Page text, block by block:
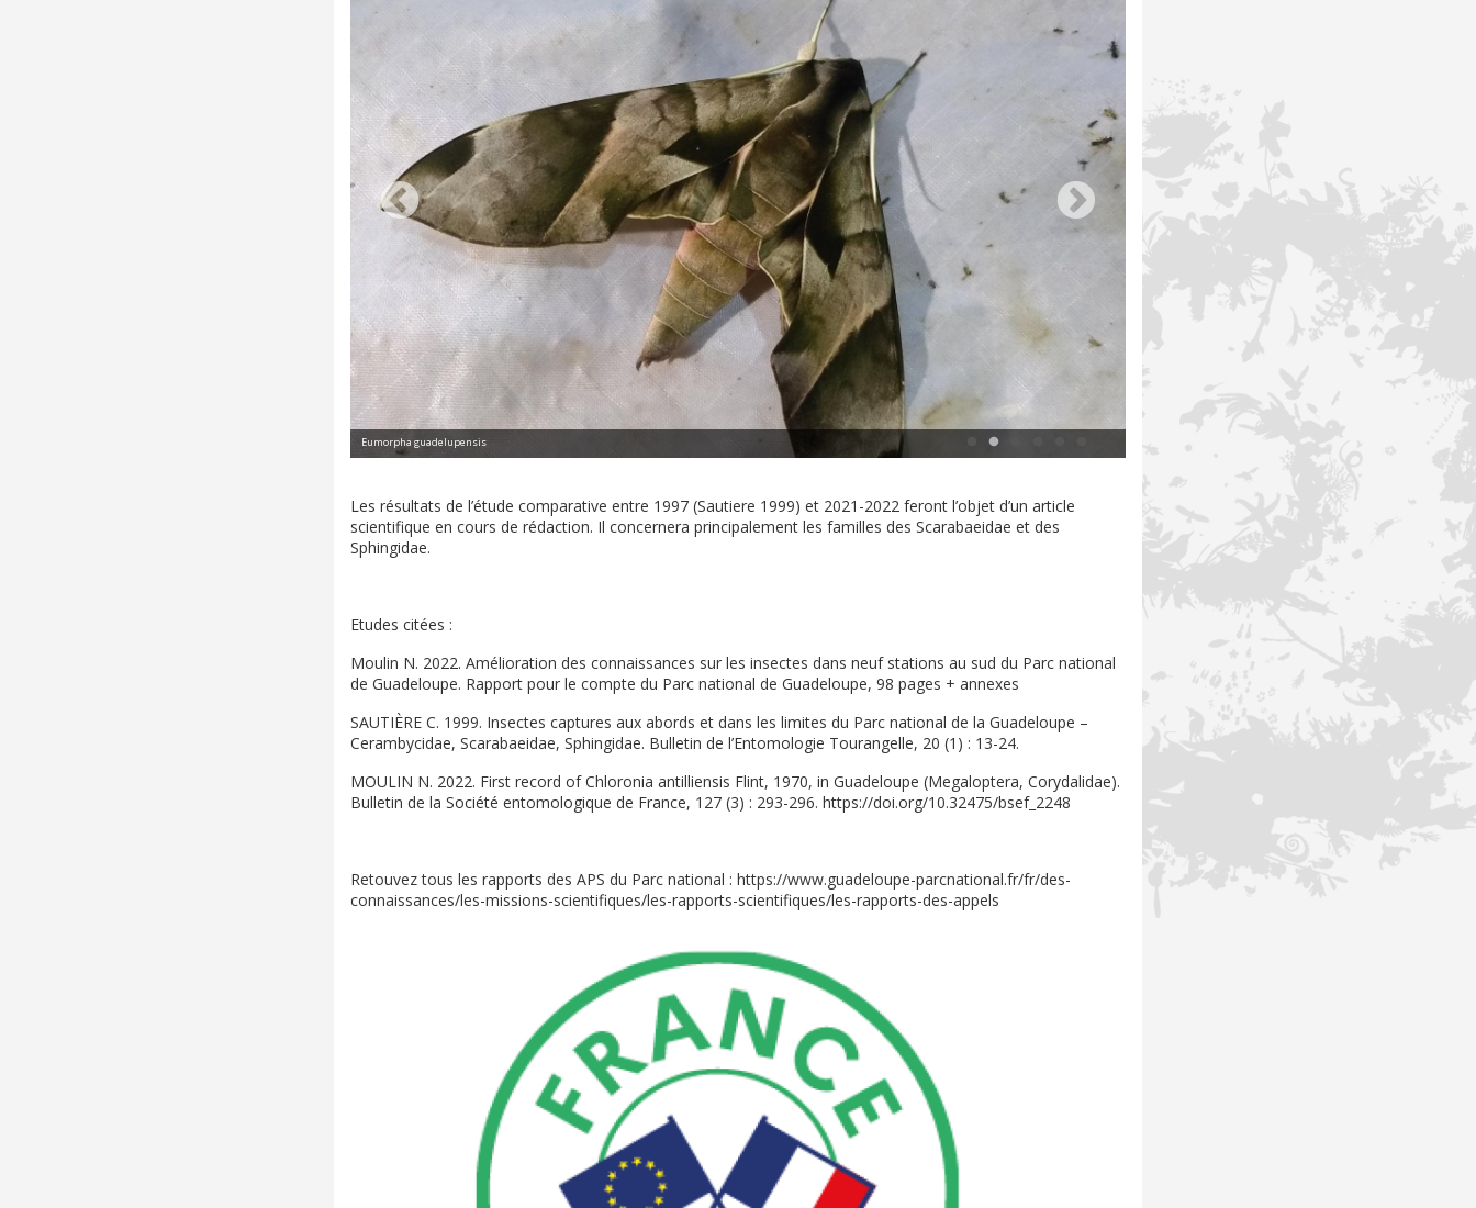
Phrudocentra centrifugaria impunctata
Les résultats de l’étude comparative entre 1997 (Sautiere 1999) et 2021-2022 feront l’objet d’un article
scientifique en cours de rédaction. Il concernera principalement les familles des Scarabaeidae et des
Sphingidae.
Etudes citées :
Moulin N. 2022. Amélioration des connaissances sur les insectes dans neuf stations au sud du Parc national
de Guadeloupe. Rapport pour le compte du Parc national de Guadeloupe, 98 pages + annexes
SAUTIÈRE C. 1999. Insectes captures aux abords et dans les limites du Parc national de la Guadeloupe –
Cerambycidae, Scarabaeidae, Sphingidae. Bulletin de l’Entomologie Tourangelle, 20 (1) : 13-24.
MOULIN N. 2022. First record of Chloronia antilliensis Flint, 1970, in Guadeloupe (Megaloptera, Corydalidae).
Bulletin de la Société entomologique de France, 127 (3) : 293-296. https://doi.org/10.32475/bsef_2248
Retouvez tous les rapports des APS du Parc national : https://www.guadeloupe-parcnational.fr/fr/des-
connaissances/les-missions-scientifiques/les-rapports-scientifiques/les-rapports-des-appels